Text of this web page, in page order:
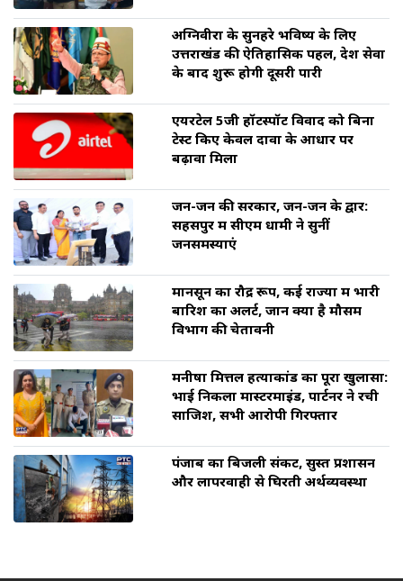
अग्निवीरों के सुनहरे भविष्य के लिए
उत्तराखंड की ऐतिहासिक पहल, देश सेवा
के बाद शुरू होगी दूसरी पारी
एयरटेल 5जी हॉटस्पॉट विवाद को बिना
टेस्ट किए केवल दावों के आधार पर
बढ़ावा मिला
जन-जन की सरकार, जन-जन के द्वार:
सहसपुर में सीएम धामी ने सुनीं
जनसमस्याएं
मानसून का रौद्र रूप, कई राज्यों में भारी
बारिश का अलर्ट, जानें क्या है मौसम
विभाग की चेतावनी
मनीषा मित्तल हत्याकांड का पूरा खुलासा:
भाई निकला मास्टरमाइंड, पार्टनर ने रची
साजिश, सभी आरोपी गिरफ्तार
पंजाब का बिजली संकट, सुस्त प्रशासन
और लापरवाही से घिरती अर्थव्यवस्था